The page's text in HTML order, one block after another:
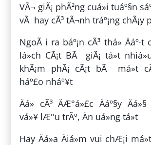
VÃ¬ giÃ¡ phÃ²ng cuá»i tuáº§n
vÃ hay cÃ³ tÃ¬nh tráº¡ng chÃ¡y
NgoÃ i ra báº¡n cÃ³ thá»
lá»ch CÃ¡t BÃ giÃ¡ tá»t
khÃ¡m phÃ¡ cÃ¡t bÃ má»t
háº£o nháº¥t
Äá» cÃ³ ÄÆ°á»£c Äáº§y
vá»¥ lÆ°u trÃº, Än uá»ng tá»t
Hay Äá»a Äiá»m vui chÆ¡i